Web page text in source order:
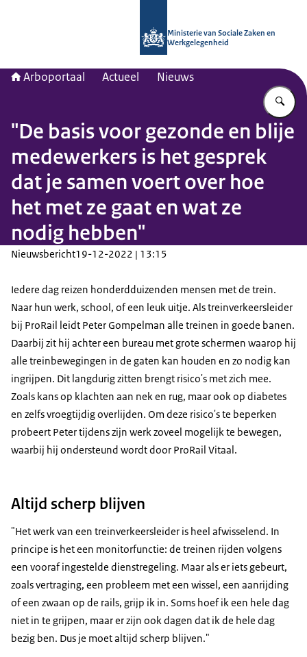
Ministerie van Sociale Zaken en
Werkgelegenheid
Arboportaal Actueel Nieuws
"De basis voor gezonde en blije
medewerkers is het gesprek
dat je samen voert over hoe
het met ze gaat en wat ze
nodig hebben"
Nieuwsbericht19-12-2022 | 13:15
Iedere dag reizen honderdduizenden mensen met de trein.
Naar hun werk, school, of een leuk uitje. Als treinverkeersleider
bij ProRail leidt Peter Gompelman alle treinen in goede banen.
Daarbij zit hij achter een bureau met grote schermen waarop hij
alle treinbewegingen in de gaten kan houden en zo nodig kan
ingrijpen. Dit langdurig zitten brengt risico's met zich mee.
Zoals kans op klachten aan nek en rug, maar ook op diabetes
en zelfs vroegtijdig overlijden. Om deze risico's te beperken
probeert Peter tijdens zijn werk zoveel mogelijk te bewegen,
waarbij hij ondersteund wordt door ProRail Vitaal.
Altijd scherp blijven
"Het werk van een treinverkeersleider is heel afwisselend. In
principe is het een monitorfunctie: de treinen rijden volgens
een vooraf ingestelde dienstregeling. Maar als er iets gebeurt,
zoals vertraging, een probleem met een wissel, een aanrijding
of een zwaan op de rails, grijp ik in. Soms hoef ik een hele dag
niet in te grijpen, maar er zijn ook dagen dat ik de hele dag
bezig ben. Dus je moet altijd scherp blijven."